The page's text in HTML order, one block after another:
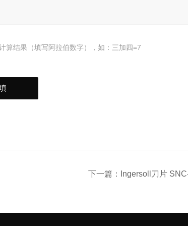
算结果（填写阿拉伯数字），如：三加四=7
下一篇： Ingersoll刀片